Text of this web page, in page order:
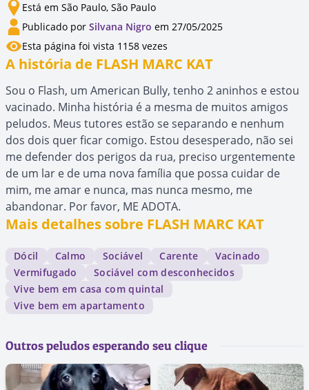
Está em São Paulo, São Paulo
Publicado por Silvana Nigro em 27/05/2025
Esta página foi vista 1158 vezes
A história de FLASH MARC KAT
Sou o Flash, um American Bully, tenho 2 aninhos e estou
vacinado. Minha história é a mesma de muitos amigos
peludos. Meus tutores estão se separando e nenhum
dos dois quer ficar comigo. Estou desesperado, não sei
me defender dos perigos da rua, preciso urgentemente
de um lar e de uma nova família que possa cuidar de
mim, me amar e nunca, mas nunca mesmo, me
abandonar. Por favor, ME ADOTA.
Mais detalhes sobre FLASH MARC KAT
Dócil Calmo Sociável Carente
Vacinado
Vermifugado
Sociável com desconhecidos
Vive bem em casa com quintal
Vive bem em apartamento
Outros peludos esperando seu clique